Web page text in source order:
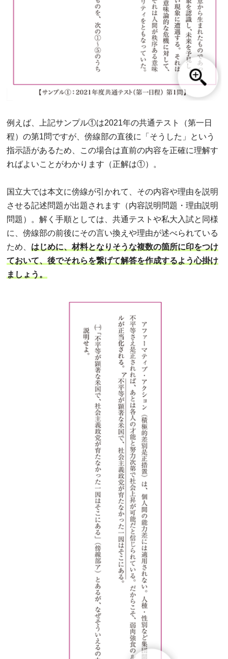
例えば、上記サンプル①は2021年の共通テスト（第一日
程）の第1問ですが、傍線部の直後に「そうした」という
指示語があるため、この場合は直前の内容を正確に理解す
ればよいことがわかります（正解は①）。
国立大では本文に傍線が引かれて、その内容や理由を説明
させる記述問題が出題されます（内容説明問題・理由説明
問題）。解く手順としては、共通テストや私大入試と同様
に、傍線部の前後にその言い換えや理由が述べられている
ため、 はじめに、材料となりそうな複数の箇所に印をつけ
ておいて、後でそれらを繋げて解答を作成するよう心掛け
ましょう。